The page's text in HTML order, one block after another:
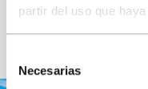
partir del uso que
Necesarias